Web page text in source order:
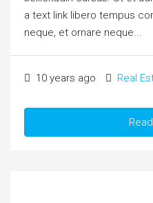
a text link libero tempus
neque, et ornare neque...
10 years ago Real